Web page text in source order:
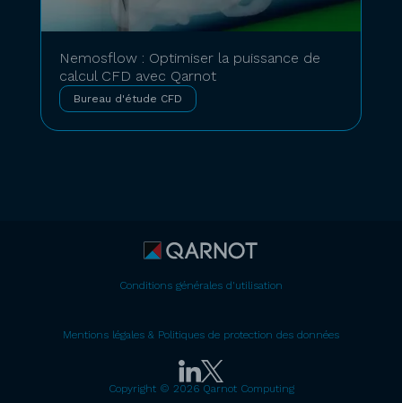
Nemosflow : Optimiser la puissance de
calcul CFD avec Qarnot
Bureau d'étude CFD
Conditions générales d'utilisation
Mentions légales & Politiques de protection des données
Copyright © 2026 Qarnot Computing